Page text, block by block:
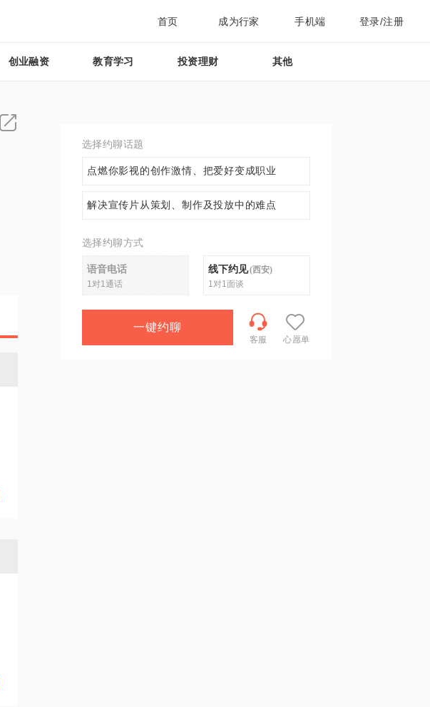
首页 成为行家 手机端 登录/注册
创业融资 教育学习 投资理财 其他
选择约聊话题
点燃你影视的创作激情、把爱好变成职业
解决宣传片从策划、制作及投放中的难点
选择约聊方式
语音电话
1对1通话
线下约见(西安)
1对1面谈
一键约聊
客服 心愿单